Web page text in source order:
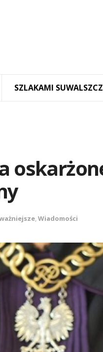
SZLAKAMI
,Wiadomości